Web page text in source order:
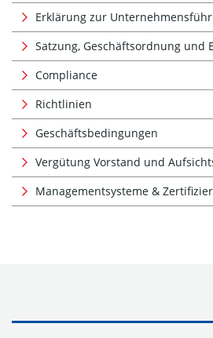
Erklärung zur
Satzung, Geschäftsordnung und
Compliance
Richtlinien
Geschäftsbedingungen
Vergütung Vorstand und
Managementsysteme &